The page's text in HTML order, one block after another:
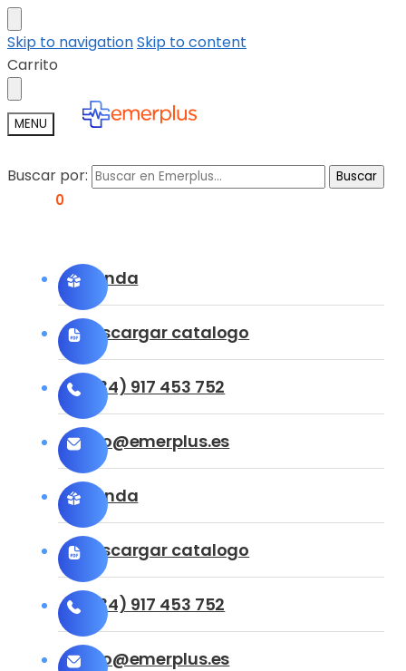
Skip to navigationSkip to content
Carrito
MENU
Buscar por: Buscar
0
Tienda
Descargar catalogo
(+34) 917 453 752
info@emerplus.es
Tienda
Descargar catalogo
(+34) 917 453 752
info@emerplus.es